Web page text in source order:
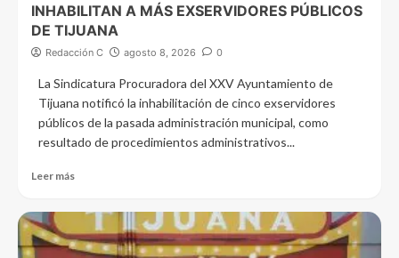
INHABILITAN A MÁS EXSERVIDORES PÚBLICOS
DE TIJUANA
Redacción C agosto 8, 2026 0
La Sindicatura Procuradora del XXV Ayuntamiento de
Tijuana notificó la inhabilitación de cinco exservidores
públicos de la pasada administración municipal, como
resultado de procedimientos administrativos...
Leer más